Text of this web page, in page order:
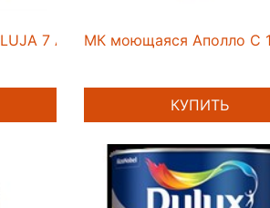
7 A мат 0,9лМК моющаяся Аполло С
КУПИТЬ